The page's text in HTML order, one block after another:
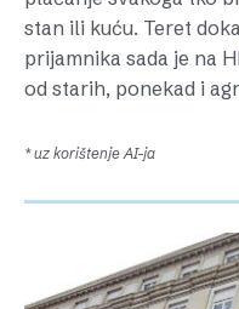
stan ili kuću. Teret
prijamnika sada je na
od starih, ponekad i
* uz korištenje AI-ja